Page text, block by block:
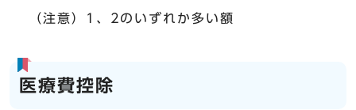
（注意）1、2のいずれか多い額
医療費控除